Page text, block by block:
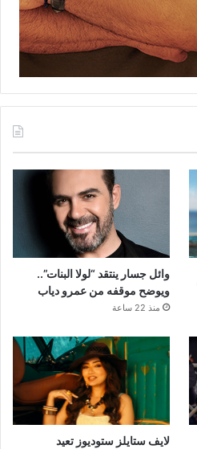
وائل جسار ينتقد “لولا البنات”..
ويوضح موقفه من عمرو دياب
منذ 22 ساعة
لايف ستايلز ستوديوز تعيد